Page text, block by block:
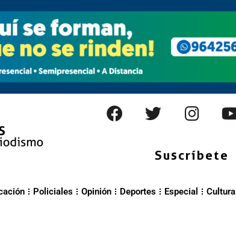
Suscríbete
Policiales Opinión Deportes Especial Cultura